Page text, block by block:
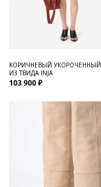
КОРИЧНЕВЫЙ УКОРОЧЕННЫЙ
ИЗ ТВИДА INJA
103 900 ₽